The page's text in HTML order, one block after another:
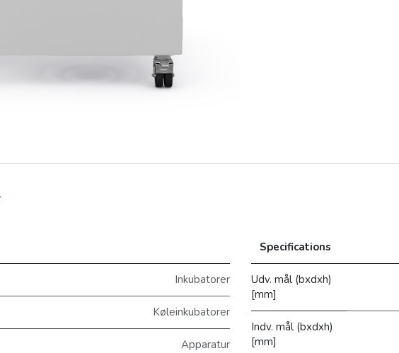
Inkubatorer
Køleinkubatorer
Apparatur
Specifications
Udv. mål (bxdxh)
[mm]
Indv. mål (bxdxh)
[mm]